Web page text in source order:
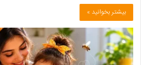
بیشتر بخوانید »